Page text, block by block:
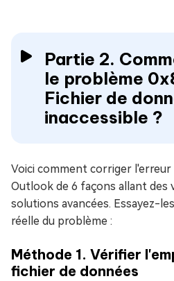
Partie 2.
le problème
Fichier de
inaccessible ?
Voici comment corriger l'erreur
Outlook de 6 façons allant des
solutions avancées. Essayez-
réelle du problème :
Méthode 1. Vérifier
fichier de données